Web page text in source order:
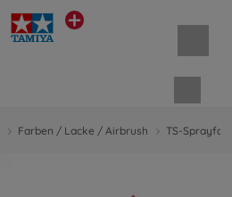
Farben / Lacke / Airbrush TS-